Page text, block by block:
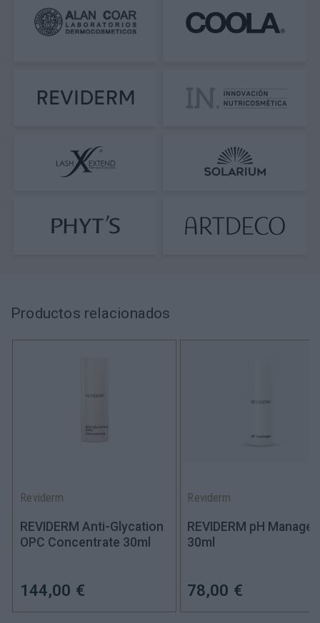
Productos relacionados
Reviderm
REVIDERM Anti-Glycation
OPC Concentrate 30ml
Reviderm
REVIDERM pH Manager
30ml